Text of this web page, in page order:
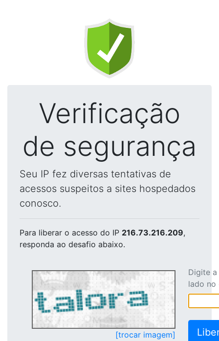
Verificação
de segurança
Seu IP fez diversas tentativas de
acessos suspeitos a sites hospedados
conosco.
Para liberar o acesso do IP 216.73.216.209,
responda ao desafio abaixo.
[trocar imagem]
Digite
lado no